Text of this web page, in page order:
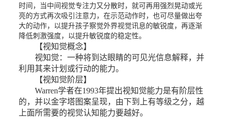
时间，当中间视觉专注力又分散时，就可再用强烈晃动或光
亮的方式再次吸引注意力，在示范动作时，也可尽量做出夸
大的动作，以提升孩子察觉外界视觉讯息的敏锐度，再逐渐
降低刺激强度，以提升敏锐度的稳定性。
【视知觉概念】
视知觉：一种将到达眼睛的可见光信息解释，并
利用其来计划或行动的能力。
【视知觉阶层】
Warren学者在1993年提出视知觉能力是有阶层性
的，并以金字塔图案呈现，由下到上有等级之分，越
上面所需要的视觉认知能力要越好。